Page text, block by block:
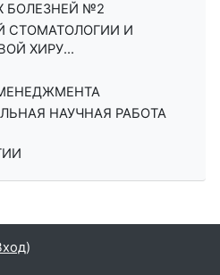
БОЛЕЗНЕЙ №2
СТОМАТОЛОГИИ И
ХИРУ...
НАУЧНАЯ РАБОТА
)